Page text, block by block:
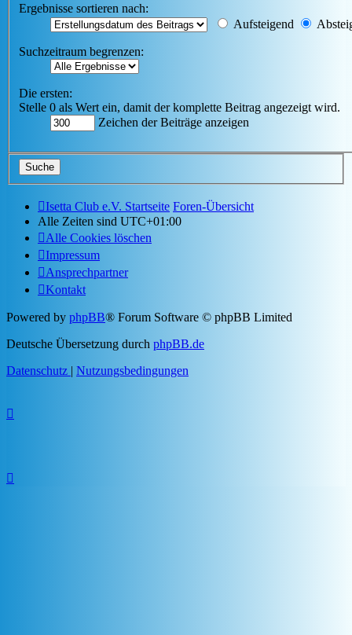
Ergebnisse sortieren nach:
Aufsteigend
Suchzeitraum begrenzen:
Die ersten:
Stelle 0 als Wert ein, damit der komplette Beitrag angezeigt wird.
Zeichen der Beiträge anzeigen
Isetta Club e.V. Startseite Foren-Übersicht
Alle Zeiten sind UTC+01:00
Alle Cookies löschen
Impressum
Ansprechpartner
Kontakt
Powered by phpBB® Forum Software © phpBB Limited
Deutsche Übersetzung durch phpBB.de
Datenschutz | Nutzungsbedingungen